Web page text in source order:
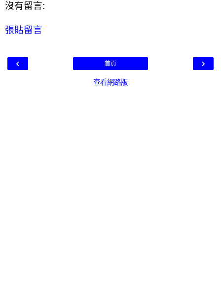
沒有留言:
張貼留言
‹ ›
首頁
查看網路版